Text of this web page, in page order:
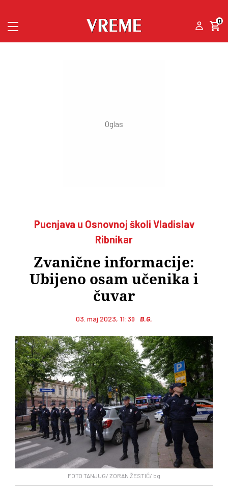
0
Pucnjava u Osnovnoj školi Vladislav
Ribnikar
Zvanične informacije:
Ubijeno osam učenika i
čuvar
03. maj 2023, 11:39 B.G.
FOTO TANJUG/ ZORAN ŽESTIĆ/ bg